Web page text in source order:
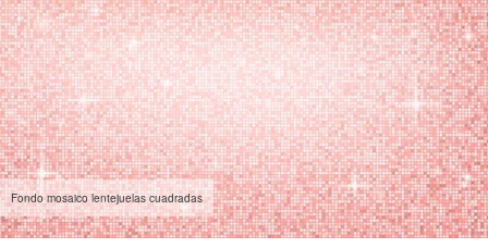
Fondo mosaico lentejuelas cuadradas